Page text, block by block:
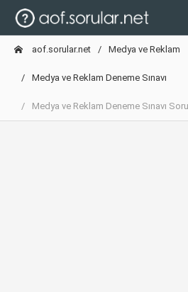
aof.sorular.net Medya ve Reklam
Medya ve Reklam Deneme Sınavı
Medya ve Reklam Deneme Sınavı